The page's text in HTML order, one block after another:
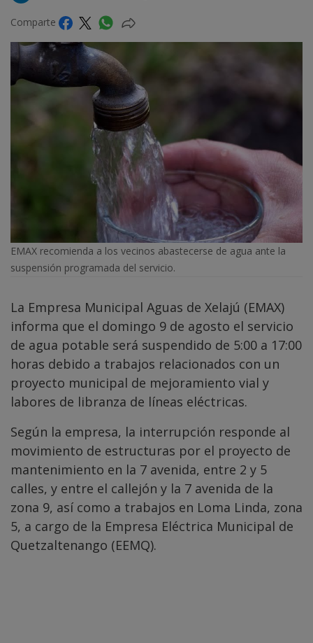
Comparte
EMAX recomienda a los vecinos abastecerse de agua ante la
suspensión programada del servicio.
La Empresa Municipal Aguas de Xelajú (EMAX)
informa que el domingo 9 de agosto el servicio
de agua potable será suspendido de 5:00 a 17:00
horas debido a trabajos relacionados con un
proyecto municipal de mejoramiento vial y
labores de libranza de líneas eléctricas.
Según la empresa, la interrupción responde al
movimiento de estructuras por el proyecto de
mantenimiento en la 7 avenida, entre 2 y 5
calles, y entre el callejón y la 7 avenida de la
zona 9, así como a trabajos en Loma Linda, zona
5, a cargo de la Empresa Eléctrica Municipal de
Quetzaltenango (EEMQ).